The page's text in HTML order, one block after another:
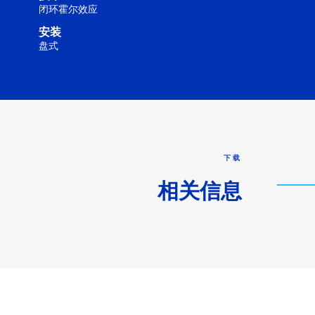
闭环霍尔效应
安装
盘式
下载
相关信息